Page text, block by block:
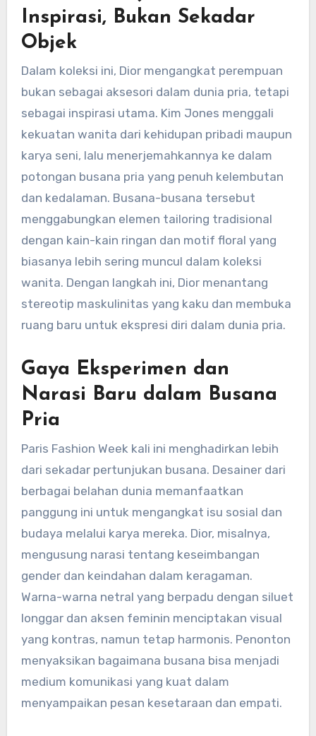
Inspirasi, Bukan Sekadar
Objek
Dalam koleksi ini, Dior mengangkat perempuan
bukan sebagai aksesori dalam dunia pria, tetapi
sebagai inspirasi utama. Kim Jones menggali
kekuatan wanita dari kehidupan pribadi maupun
karya seni, lalu menerjemahkannya ke dalam
potongan busana pria yang penuh kelembutan
dan kedalaman. Busana-busana tersebut
menggabungkan elemen tailoring tradisional
dengan kain-kain ringan dan motif floral yang
biasanya lebih sering muncul dalam koleksi
wanita. Dengan langkah ini, Dior menantang
stereotip maskulinitas yang kaku dan membuka
ruang baru untuk ekspresi diri dalam dunia pria.
Gaya Eksperimen dan
Narasi Baru dalam Busana
Pria
Paris Fashion Week kali ini menghadirkan lebih
dari sekadar pertunjukan busana. Desainer dari
berbagai belahan dunia memanfaatkan
panggung ini untuk mengangkat isu sosial dan
budaya melalui karya mereka. Dior, misalnya,
mengusung narasi tentang keseimbangan
gender dan keindahan dalam keragaman.
Warna-warna netral yang berpadu dengan siluet
longgar dan aksen feminin menciptakan visual
yang kontras, namun tetap harmonis. Penonton
menyaksikan bagaimana busana bisa menjadi
medium komunikasi yang kuat dalam
menyampaikan pesan kesetaraan dan empati.